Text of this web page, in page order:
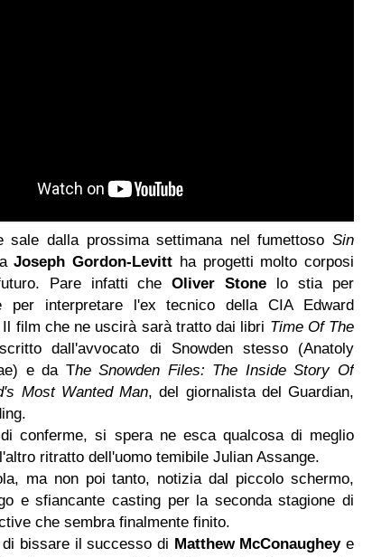
sale dalla prossima settimana nel fumettoso Sin
Joseph Gordon-Levitt ha progetti molto corposi
Pare infatti cheOliver Stone lo stia per
per interpretare l'ex tecnico della CIA Edward
Il film che ne uscirà sarà tratto dai libri Time Of The
dall'avvocato di Snowden stesso (Anatoly
e da The Snowden Files: The Inside Story Of
Most Wanted Man, del giornalista del Guardian,
conferme, si spera ne esca qualcosa di meglio
ritratto dell'uomo temibile Julian Assange.
ma non poi tanto, notizia dal piccolo schermo,
e sfiancante casting per la seconda stagione di
che sembra finalmente finito.
bissare il successo di Matthew McConaugheye